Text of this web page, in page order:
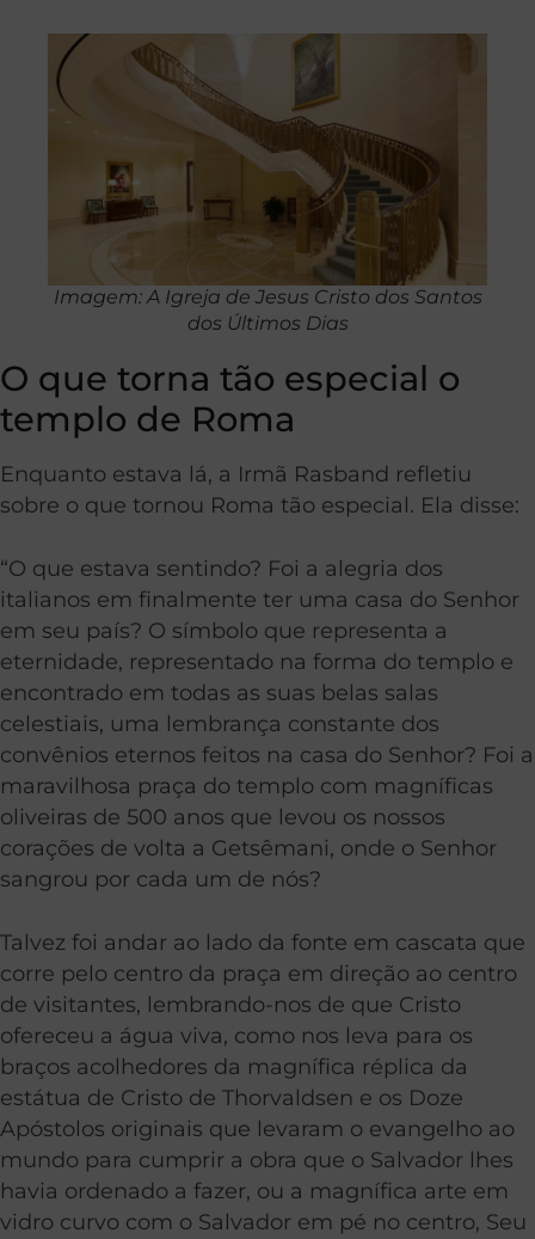
Imagem: A Igreja de Jesus Cristo dos Santos
dos Últimos Dias
O que torna tão especial o
templo de Roma
Enquanto estava lá, a Irmã Rasband refletiu
sobre o que tornou Roma tão especial. Ela disse:
“O que estava sentindo? Foi a alegria dos
italianos em finalmente ter uma casa do Senhor
em seu país? O símbolo que representa a
eternidade, representado na forma do templo e
encontrado em todas as suas belas salas
celestiais, uma lembrança constante dos
convênios eternos feitos na casa do Senhor? Foi a
maravilhosa praça do templo com magníficas
oliveiras de 500 anos que levou os nossos
corações de volta a Getsêmani, onde o Senhor
sangrou por cada um de nós?
Talvez foi andar ao lado da fonte em cascata que
corre pelo centro da praça em direção ao centro
de visitantes, lembrando-nos de que Cristo
ofereceu a água viva, como nos leva para os
braços acolhedores da magnífica réplica da
estátua de Cristo de Thorvaldsen e os Doze
Apóstolos originais que levaram o evangelho ao
mundo para cumprir a obra que o Salvador lhes
havia ordenado a fazer, ou a magnífica arte em
vidro curvo com o Salvador em pé no centro, Seu